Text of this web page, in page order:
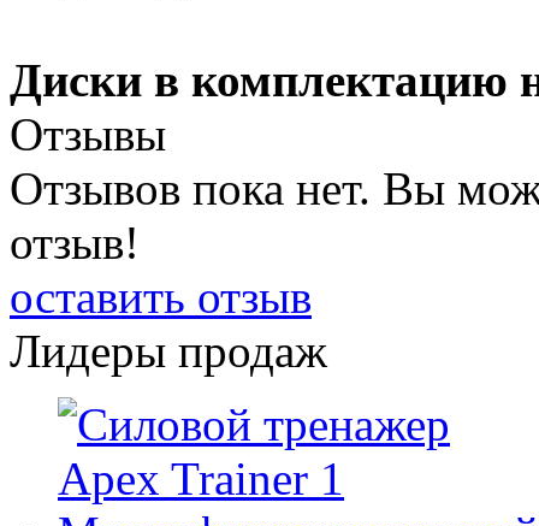
Диски в комплектацию
Отзывы
Отзывов пока нет. Вы
отзыв!
оставить отзыв
Лидеры продаж